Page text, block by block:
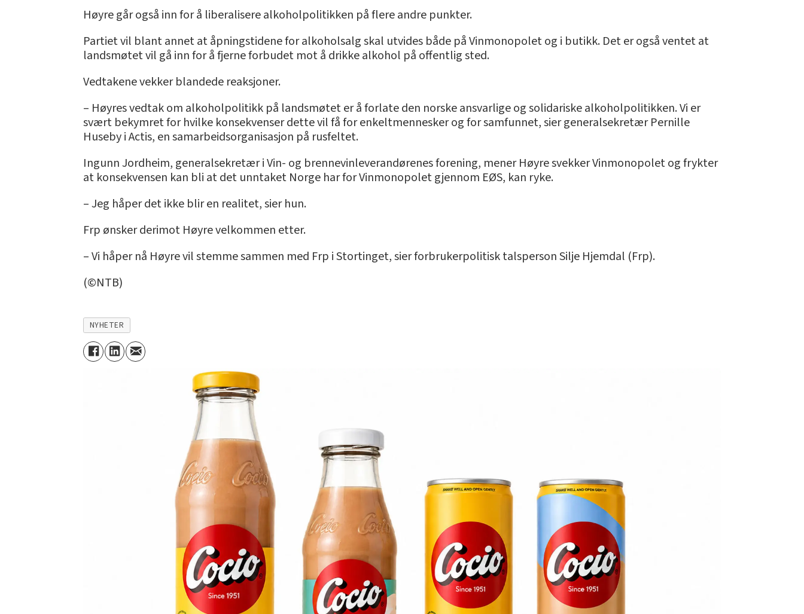
Høyre går også inn for å liberalisere alkoholpolitikken på flere andre punkter.
Partiet vil blant annet at åpningstidene for alkoholsalg skal utvides både på Vinmonopolet og i butikk. Det er også ventet at
landsmøtet vil gå inn for å fjerne forbudet mot å drikke alkohol på offentlig sted.
Vedtakene vekker blandede reaksjoner.
– Høyres vedtak om alkoholpolitikk på landsmøtet er å forlate den norske ansvarlige og solidariske alkoholpolitikken. Vi er
svært bekymret for hvilke konsekvenser dette vil få for enkeltmennesker og for samfunnet, sier generalsekretær Pernille
Huseby i Actis, en samarbeidsorganisasjon på rusfeltet.
Ingunn Jordheim, generalsekretær i Vin- og brennevinleverandørenes forening, mener Høyre svekker Vinmonopolet og frykter
at konsekvensen kan bli at det unntaket Norge har for Vinmonopolet gjennom EØS, kan ryke.
– Jeg håper det ikke blir en realitet, sier hun.
Frp ønsker derimot Høyre velkommen etter.
– Vi håper nå Høyre vil stemme sammen med Frp i Stortinget, sier forbrukerpolitisk talsperson Silje Hjemdal (Frp).
(©NTB)
NYHETER